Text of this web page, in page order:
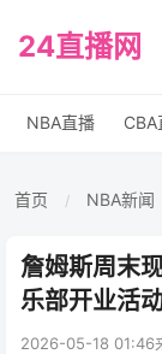
24直播网
NBA直播 CBA
首页 / NBA新闻
詹姆斯周末
乐部开业活
2026-05-18 01:46